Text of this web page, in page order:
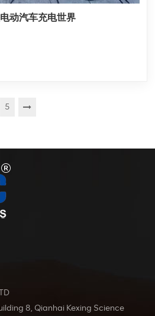
动汽车充电世界
5
8, Qianhai Kexing Science